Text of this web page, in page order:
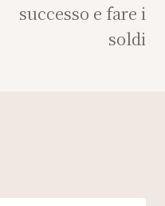
successo e fare i
soldi